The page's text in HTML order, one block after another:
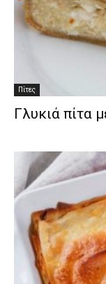
Πίτες
Γλυκιά πίτα